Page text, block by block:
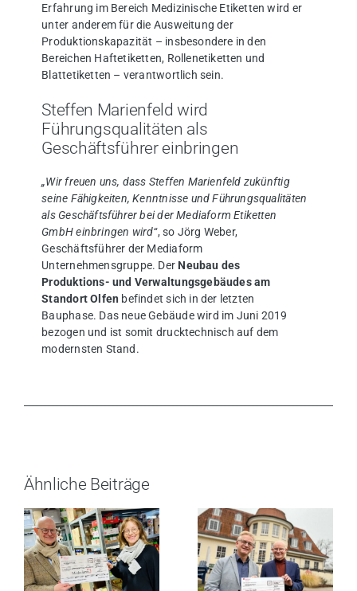
Erfahrung im Bereich Medizinische Etiketten wird er
unter anderem für die Ausweitung der
Produktionskapazität – insbesondere in den
Bereichen Haftetiketten, Rollenetiketten und
Blattetiketten – verantwortlich sein.
Steffen Marienfeld wird
Führungsqualitäten als
Geschäftsführer einbringen
„Wir freuen uns, dass Steffen Marienfeld zukünftig
seine Fähigkeiten, Kenntnisse und Führungsqualitäten
als Geschäftsführer bei der Mediaform Etiketten
GmbH einbringen wird“, so Jörg Weber,
Geschäftsführer der Mediaform
Unternehmensgruppe. Der Neubau des
Produktions- und Verwaltungsgebäudes am
Standort Olfen befindet sich in der letzten
Bauphase. Das neue Gebäude wird im Juni 2019
bezogen und ist somit drucktechnisch auf dem
modernsten Stand.
Ähnliche Beiträge